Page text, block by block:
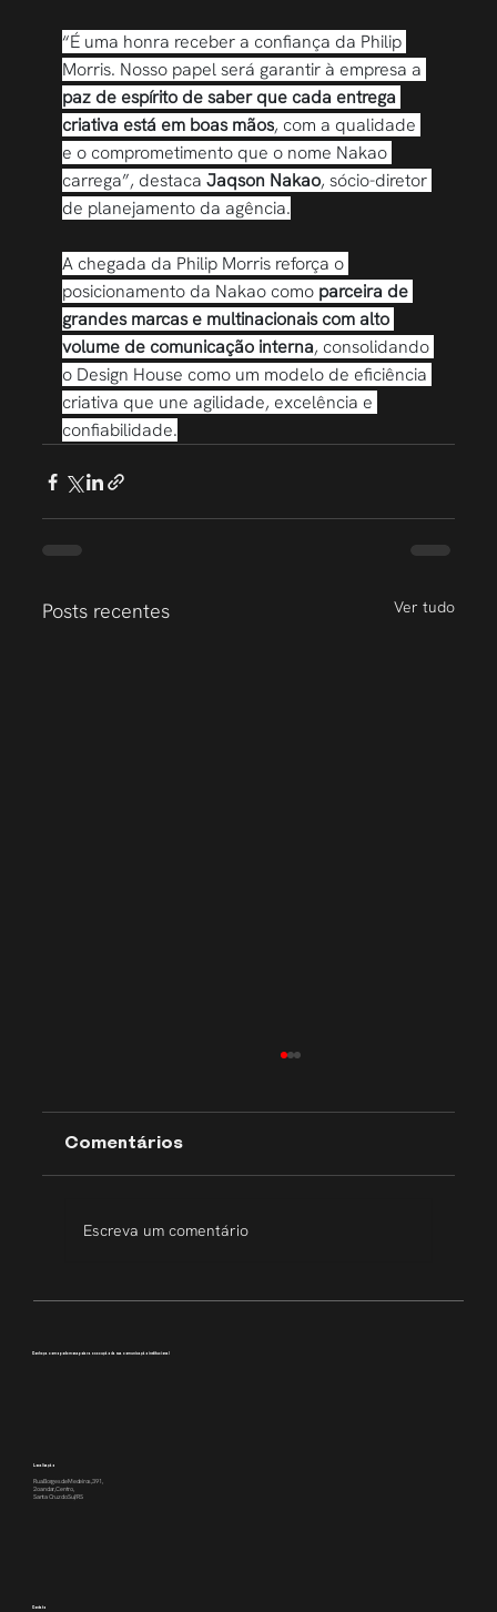
“É uma honra receber a confiança da Philip
Morris. Nosso papel será garantir à empresa a
paz de espírito de saber que cada entrega
criativa está em boas mãos, com a qualidade
e o comprometimento que o nome Nakao
carrega”, destaca Jaqson Nakao, sócio-diretor
de planejamento da agência.
A chegada da Philip Morris reforça o
posicionamento da Nakao como parceira de
grandes marcas e multinacionais com alto
volume de comunicação interna, consolidando
o Design House como um modelo de eficiência
criativa que une agilidade, excelência e
confiabilidade.
Posts recentes Ver tudo
Comentários
Escreva um comentário
Conheça como podemos apoiar a execução da sua comunicação institucional
Localização
Rua Borges de Medeiros, 391,
2o andar, Centro,
Santa Cruz do Sul/RS
Contato